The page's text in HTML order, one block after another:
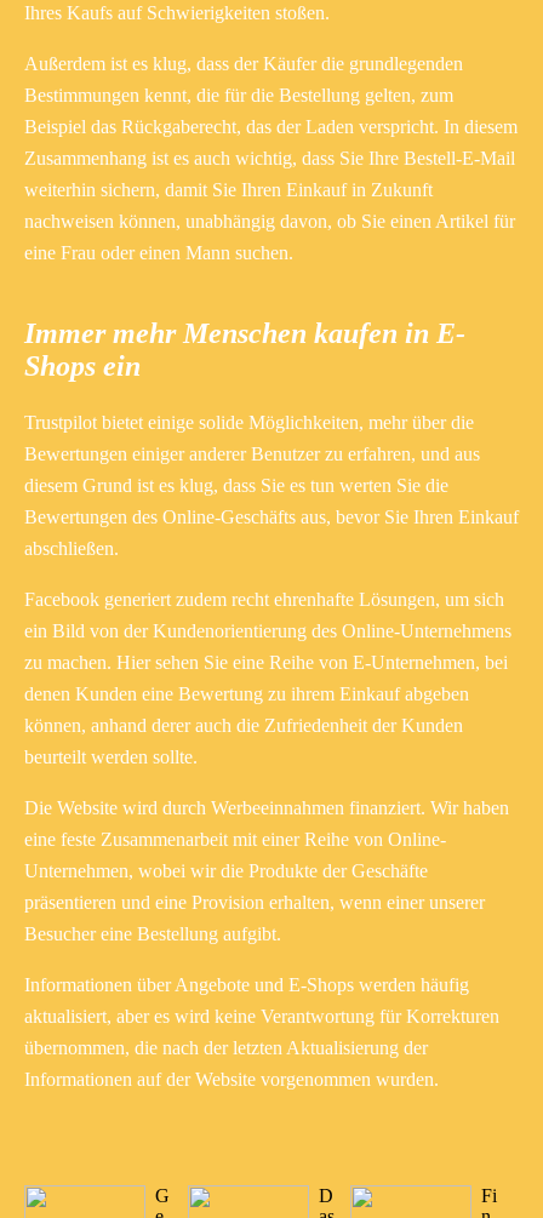
Ihres Kaufs auf Schwierigkeiten stoßen.
Außerdem ist es klug, dass der Käufer die grundlegenden
Bestimmungen kennt, die für die Bestellung gelten, zum
Beispiel das Rückgaberecht, das der Laden verspricht. In diesem
Zusammenhang ist es auch wichtig, dass Sie Ihre Bestell-E-Mail
weiterhin sichern, damit Sie Ihren Einkauf in Zukunft
nachweisen können, unabhängig davon, ob Sie einen Artikel für
eine Frau oder einen Mann suchen.
Immer mehr Menschen kaufen in E-
Shops ein
Trustpilot bietet einige solide Möglichkeiten, mehr über die
Bewertungen einiger anderer Benutzer zu erfahren, und aus
diesem Grund ist es klug, dass Sie es tun werten Sie die
Bewertungen des Online-Geschäfts aus, bevor Sie Ihren Einkauf
abschließen.
Facebook generiert zudem recht ehrenhafte Lösungen, um sich
ein Bild von der Kundenorientierung des Online-Unternehmens
zu machen. Hier sehen Sie eine Reihe von E-Unternehmen, bei
denen Kunden eine Bewertung zu ihrem Einkauf abgeben
können, anhand derer auch die Zufriedenheit der Kunden
beurteilt werden sollte.
Die Website wird durch Werbeeinnahmen finanziert. Wir haben
eine feste Zusammenarbeit mit einer Reihe von Online-
Unternehmen, wobei wir die Produkte der Geschäfte
präsentieren und eine Provision erhalten, wenn einer unserer
Besucher eine Bestellung aufgibt.
Informationen über Angebote und E-Shops werden häufig
aktualisiert, aber es wird keine Verantwortung für Korrekturen
übernommen, die nach der letzten Aktualisierung der
Informationen auf der Website vorgenommen wurden.
G
D
Fi